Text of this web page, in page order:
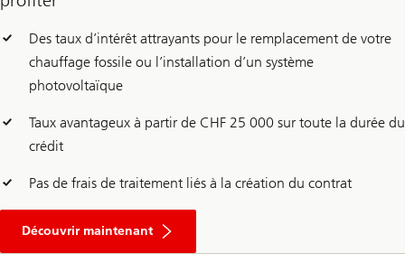
Des taux d’intérêt attrayants pour le remplacement de votre
chauffage fossile ou l’installation d’un système
photovoltaïque
Taux avantageux à partir de CHF 25 000 sur toute la durée du
crédit
Pas de frais de traitement liés à la création du contrat
Découvrir maintenant
n
i